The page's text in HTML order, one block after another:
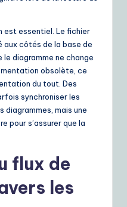
est essentiel. Le fichier
aux côtés de la base de
diagramme ne change
obsolète, ce
du tout. Des
synchroniser les
mais une
pour s’assurer que la
flux de
les